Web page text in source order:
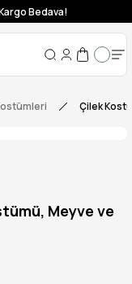
Bedava!
Çilek
Meyve ve